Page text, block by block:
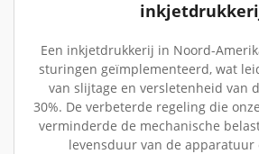
Een inkjetdrukkerij in Noord-
sturingen geïmplementeerd, wat
van slijtage en versletenheid van
30%. De verbeterde regeling die
verminderde de mechanische
levensduur van de apparatuur